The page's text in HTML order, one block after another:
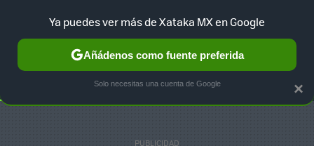
SELECCIÓN GAMING HOME AUTO TERRITORIO
×
Ya puedes ver más de Xataka MX en Google
Añádenos como fuente preferida
Solo necesitas una cuenta de Google